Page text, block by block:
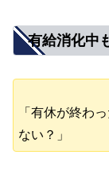
有給消化中
「有休が終わ
ない？」